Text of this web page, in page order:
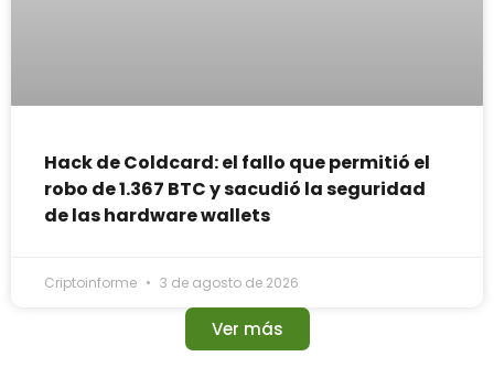
Hack de Coldcard: el fallo que permitió el
robo de 1.367 BTC y sacudió la seguridad
de las hardware wallets
Criptoinforme 3 de agosto de 2026
Ver más